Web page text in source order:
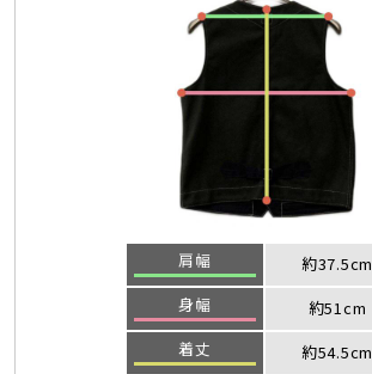
肩幅
約37.5cm
身幅
約51cm
着丈
約54.5cm